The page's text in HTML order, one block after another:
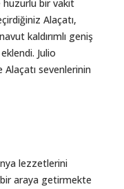
huzurlu bir vakit
Alaçatı,
kaldırımlı geniş
Julio
sevenlerinin
lezzetlerini
bir araya getirmekte